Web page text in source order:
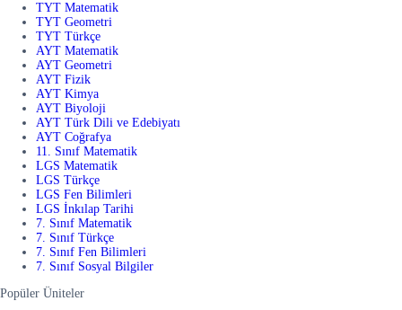
TYT Matematik
TYT Geometri
TYT Türkçe
AYT Matematik
AYT Geometri
AYT Fizik
AYT Kimya
AYT Biyoloji
AYT Türk Dili ve Edebiyatı
AYT Coğrafya
11. Sınıf Matematik
LGS Matematik
LGS Türkçe
LGS Fen Bilimleri
LGS İnkılap Tarihi
7. Sınıf Matematik
7. Sınıf Türkçe
7. Sınıf Fen Bilimleri
7. Sınıf Sosyal Bilgiler
Popüler Üniteler